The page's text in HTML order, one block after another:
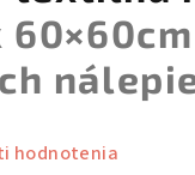
60×60cm
hodnotenia